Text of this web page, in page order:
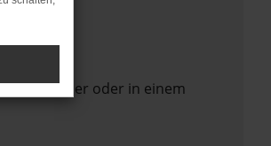
Browser oder in einem